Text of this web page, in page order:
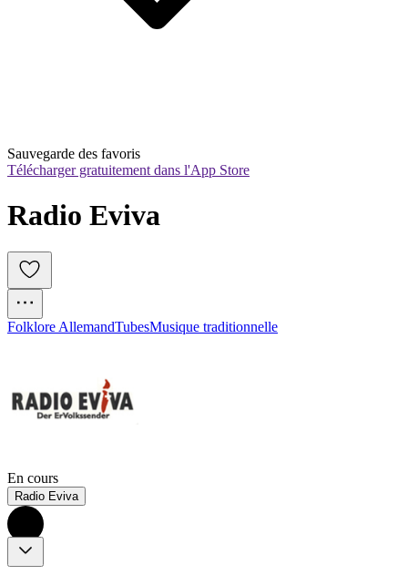
Sauvegarde des favoris
Télécharger gratuitement dans l'App Store
Radio Eviva
Folklore AllemandTubesMusique traditionnelle
En cours
Radio Eviva